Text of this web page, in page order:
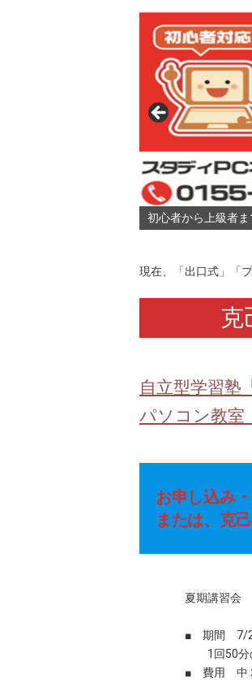
初心者から上級者ま
現在、「出口式」「
克
自立型学習
パソコ
お申し込み・
または、克己
夏期講習会 受
■ 期間 7/27（
1回50分の授業
■ 費用 中３